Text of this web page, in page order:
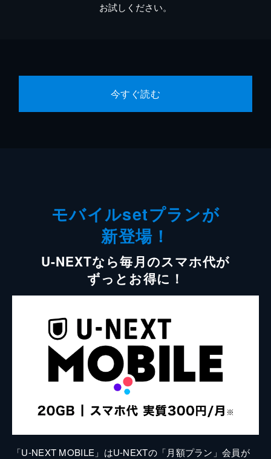
お試しください。
今すぐ読む
モバイルsetプランが
新登場！
U-NEXTなら毎月のスマホ代が
ずっとお得に！
「U-NEXT MOBILE」はU-NEXTの「月額プラン」会員が